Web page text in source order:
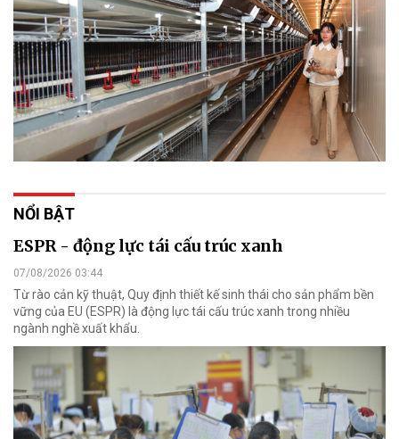
NỔI BẬT
ESPR - động lực tái cấu trúc xanh
07/08/2026 03:44
Từ rào cản kỹ thuật, Quy định thiết kế sinh thái cho sản phẩm bền
vững của EU (ESPR) là động lực tái cấu trúc xanh trong nhiều
ngành nghề xuất khẩu.